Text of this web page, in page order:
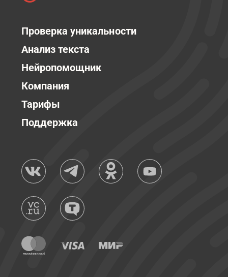
Проверка уникальности
Анализ текста
Нейропомощник
Компания
Тарифы
Поддержка